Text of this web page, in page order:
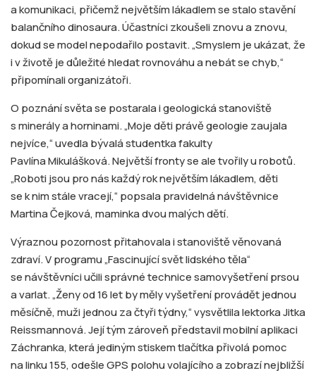
a komunikaci, přičemž největším lákadlem se stalo stavění
balančního dinosaura. Účastníci zkoušeli znovu a znovu,
dokud se model nepodařilo postavit. „Smyslem je ukázat, že
i v životě je důležité hledat rovnováhu a nebát se chyb,“
připomínali organizátoři.
O poznání světa se postarala i geologická stanoviště
s minerály a horninami. „Moje děti právě geologie zaujala
nejvíce,“ uvedla bývalá studentka fakulty
Pavlína Mikulášková. Největší fronty se ale tvořily u robotů.
„Roboti jsou pro nás každý rok největším lákadlem, děti
se k nim stále vracejí,“ popsala pravidelná návštěvnice
Martina Čejková, maminka dvou malých dětí.
Výraznou pozornost přitahovala i stanoviště věnovaná
zdraví. V programu „Fascinující svět lidského těla“
se návštěvníci učili správné technice samovyšetření prsou
a varlat. „Ženy od 16 let by měly vyšetření provádět jednou
měsíčně, muži jednou za čtyři týdny,“ vysvětlila lektorka Jitka
Reissmannová. Její tým zároveň představil mobilní aplikaci
Záchranka, která jediným stiskem tlačítka přivolá pomoc
na linku 155, odešle GPS polohu volajícího a zobrazí nejbližší